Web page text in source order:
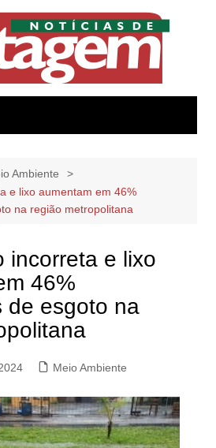
Ambiente
e lixo aumentam em 46%
na região metropolitana
incorreta e lixo
46%
de esgoto na
Meio Ambiente